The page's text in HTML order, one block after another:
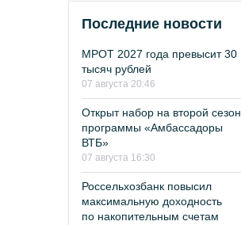
Последние новости
МРОТ 2027 года превысит 30
тысяч рублей
07 августа 20:46
Открыт набор на второй сезон
программы «Амбассадоры
ВТБ»
07 августа 16:30
Россельхозбанк повысил
максимальную доходность
по накопительным счетам